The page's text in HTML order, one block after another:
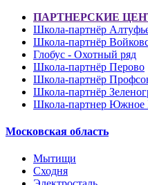
ПАРТНЕРСКИЕ
Школа-партнёр
Школа-партнёр
Глобус - Охотный ряд
Школа-партнёр Перово
Школа-партнёр
Школа-партнёр
Школа-партнер Южное
Московская область
Мытищи
Сходня